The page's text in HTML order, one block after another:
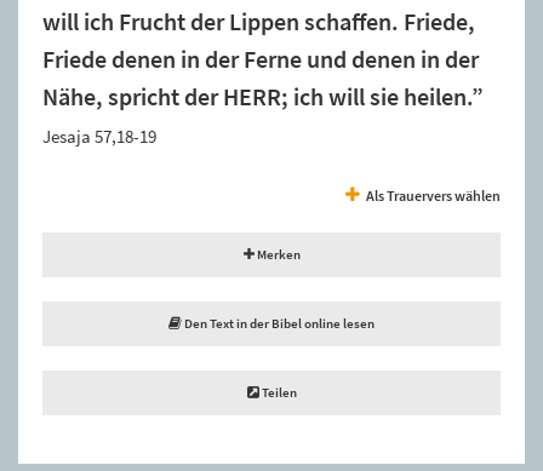
will ich Frucht der Lippen schaffen. Friede,
Friede denen in der Ferne und denen in der
Nähe, spricht der HERR; ich will sie heilen.”
Jesaja 57,18-19
Als Trauervers wählen
Merken
Den Text in der Bibel online lesen
Teilen